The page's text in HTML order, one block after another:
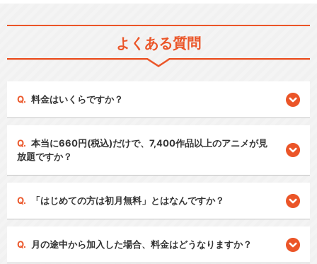
よくある質問
料金はいくらですか？
本当に660円(税込)だけで、7,400作品以上のアニメが見
放題ですか？
「はじめての方は初月無料」とはなんですか？
月の途中から加入した場合、料金はどうなりますか？